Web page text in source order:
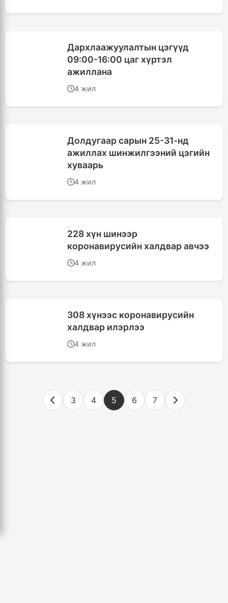
Дархлаажуулалтын цэгүүд
09:00-16:00 цаг хүртэл
ажиллана
4 жил
Долдугаар сарын 25-31-нд
ажиллах шинжилгээний цэгийн
хуваарь
4 жил
228 хүн шинээр
коронавирусийн халдвар авчээ
4 жил
308 хүнээс коронавирусийн
халдвар илэрлээ
4 жил
3 4 5 6 7